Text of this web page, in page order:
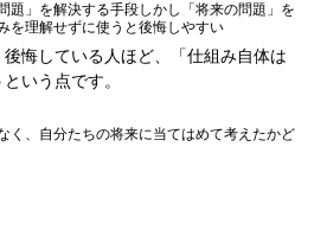
題」を解決する手段しかし「将来の問題」を
を理解せずに使うと後悔しやすい
悔している人ほど、「仕組み自体は
いう点です。
く、自分たちの将来に当てはめて考えたかど